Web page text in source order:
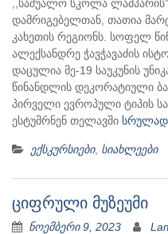
,,საშუალო სკოლა
დამრიგებელთან, თათია
კახეთის რეგიონს. სოფელ
ალექსანდრე ჭავჭავაძის
დაცულია მე-19 საუკუნის
წინანდლის დეკორატიული
პირველი ევროპული ტიპის
ესტუმრნენ თელავში სრულად
ექსკურსიები, სიახლეები
ციფრული მუზეუმი
ნოემბერი 9, 2023